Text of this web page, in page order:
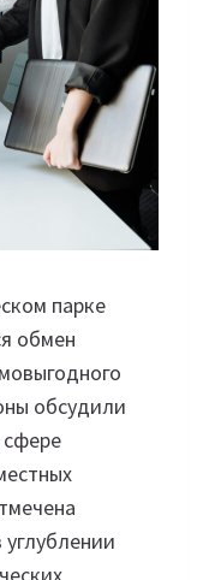
парке
обмен
обсудили